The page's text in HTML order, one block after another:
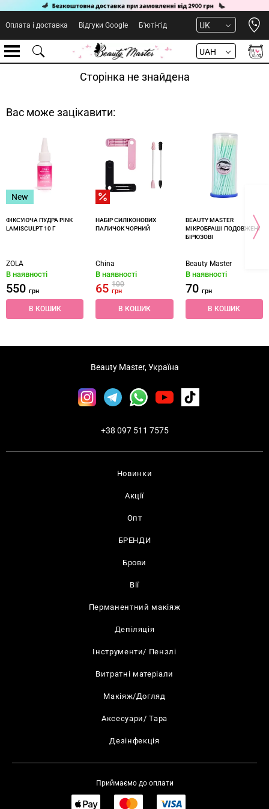
Оплата і доставка Відгуки Google Б'юті-гід UK
UAH
Сторінка не знайдена
Вас може зацікавити:
New
ФІКСУЮЧА ПУДРА PINK
LAMISCULPT 10 Г
ZOLA
В наявності
550 грн
В КОШИК
НАБІР СИЛІКОНОВИХ
ПАЛИЧОК ЧОРНИЙ
China
В наявності
65100
грн
В КОШИК
BEAUTY MASTER
МІКРОБРАШІ ПОДОВЖЕНІ
БІРЮЗОВІ
Beauty Master
В наявності
70 грн
В КОШИК
Новинки
Акції
Опт
БРЕНДИ
Брови
Вії
Перманентний макіяж
Депіляція
Інструменти/ Пензлі
Витратні матеріали
Макіяж/Догляд
Аксесуари/ Тара
Дезінфекція
Beauty Master, Україна
+38 097 511 7575
Приймаємо до оплати